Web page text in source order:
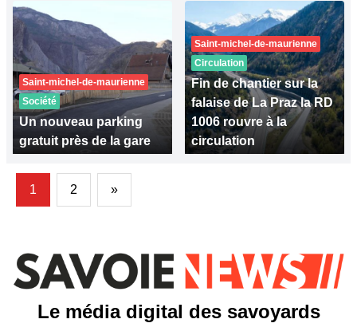
Saint-michel-de-maurienne
Société
Un nouveau parking
gratuit près de la gare
Saint-michel-de-maurienne
Circulation
Fin de chantier sur la
falaise de La Praz la RD
1006 rouvre à la
circulation
1 2 »
Le média digital des savoyards